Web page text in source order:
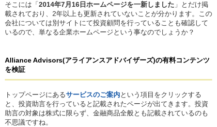
そこには「2014年7月16日ホームページを一新しました 」とだけ掲
載されており、2年以上も更新されていないことが分かります。この
会社については別サイトにて投資顧問を行っていることも確認して
いるので、単なる企業ホームページという事なのでしょうか？
Alliance Advisors(アライアンスアドバイザーズ)の有料コンテンツ
を検証
トップページにあるサービスのご案内という項目をクリックする
と、投資助言を行っていると記載されたページが出てきます。投資
助言の対象は株式に限らず、金融商品全般とも記載されているのも
不思議ですね。